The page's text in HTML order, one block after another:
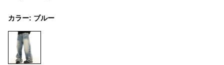
カラー: ブルー